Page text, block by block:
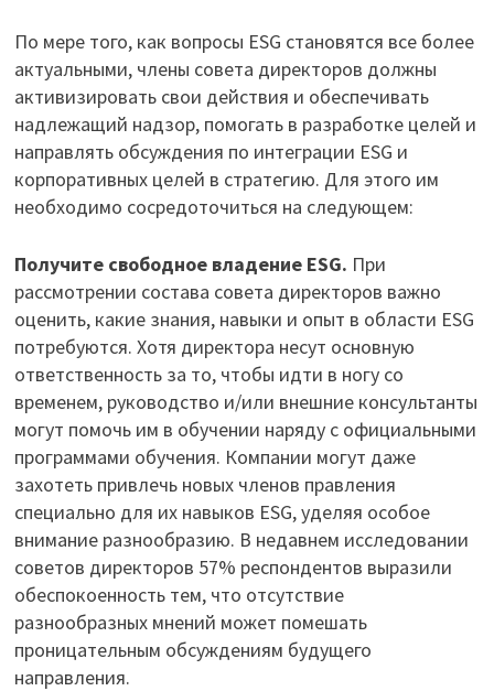
По мере того, как вопросы ESG становятся все более
актуальными, члены совета директоров должны
активизировать свои действия и обеспечивать
надлежащий надзор, помогать в разработке целей и
направлять обсуждения по интеграции ESG и
корпоративных целей в стратегию. Для этого им
необходимо сосредоточиться на следующем:
Получите свободное владение ESG. При
рассмотрении состава совета директоров важно
оценить, какие знания, навыки и опыт в области ESG
потребуются. Хотя директора несут основную
ответственность за то, чтобы идти в ногу со
временем, руководство и/или внешние консультанты
могут помочь им в обучении наряду с официальными
программами обучения. Компании могут даже
захотеть привлечь новых членов правления
специально для их навыков ESG, уделяя особое
внимание разнообразию. В недавнем исследовании
советов директоров 57% респондентов выразили
обеспокоенность тем, что отсутствие
разнообразных мнений может помешать
проницательным обсуждениям будущего
направления.